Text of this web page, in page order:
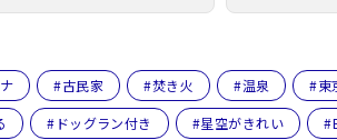
#古民家 #焚き火 #温泉 #東
# ドッグラン付き #星空がきれい #